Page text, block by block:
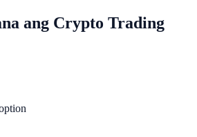
ang Crypto Trading